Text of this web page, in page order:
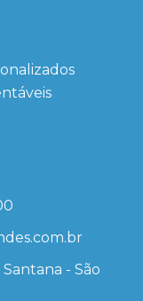
Santana - São